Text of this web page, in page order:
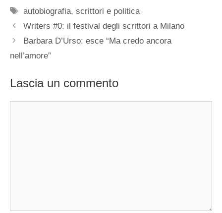
Tag
autobiografia,scrittori e politica
Writers #0: il festival degli scrittori a Milano
Barbara D’Urso: esce “Ma credo ancora
nell’amore”
Lascia un commento